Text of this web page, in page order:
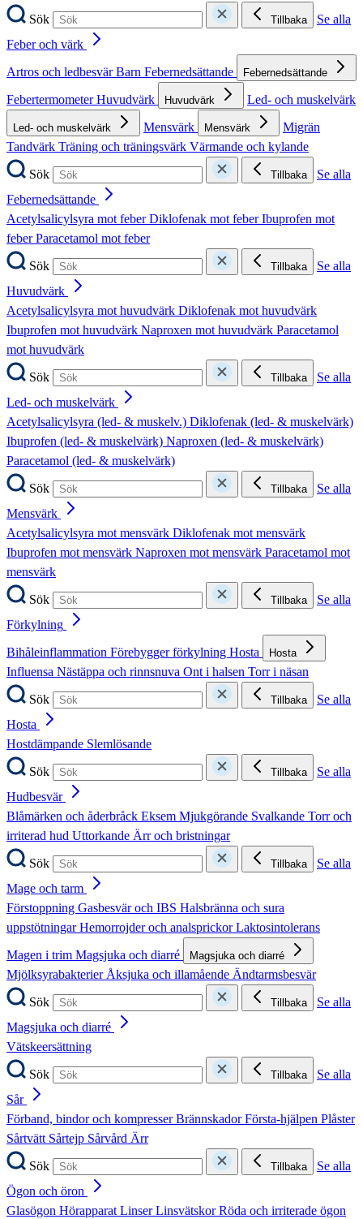
Sök
Tillbaka
Se alla
Feber och värk
Artros och ledbesvärBarn Febernedsättande Febernedsättande
FebertermometerHuvudvärk Huvudvärk Led- och muskelvärk
Led- och muskelvärk Mensvärk Mensvärk
Migrän
Tandvärk Träning och träningsvärk Värmande och kylande
Sök
Tillbaka
Se alla
Febernedsättande
Acetylsalicylsyra mot feberDiklofenak mot feberIbuprofen mot
feberParacetamol mot feber
Sök
Tillbaka
Se alla
Huvudvärk
Acetylsalicylsyra mot huvudvärk Diklofenak mot huvudvärk
Ibuprofen mot huvudvärk Naproxen mot huvudvärk Paracetamol
mot huvudvärk
Sök
Tillbaka
Se alla
Led- och muskelvärk
Acetylsalicylsyra (led- & muskelv.) Diklofenak (led- & muskelvärk)
Ibuprofen (led- & muskelvärk) Naproxen (led- & muskelvärk)
Paracetamol (led- & muskelvärk)
Sök
Tillbaka
Se alla
Mensvärk
Acetylsalicylsyra mot mensvärk Diklofenak mot mensvärk
Ibuprofen mot mensvärk Naproxen mot mensvärk Paracetamol mot
mensvärk
Sök
Tillbaka
Se alla
Förkylning
Bihåleinflammation Förebygger förkylning Hosta Hosta
Influensa Nästäppa och rinnsnuva Ont i halsen Torr i näsan
Sök
Tillbaka
Se alla
Hosta
Hostdämpande Slemlösande
Sök
Tillbaka
Se alla
Hudbesvär
Blåmärken och åderbråck Eksem Mjukgörande Svalkande Torr och
irriterad hud Uttorkande Ärr och bristningar
Sök
Tillbaka
Se alla
Mage och tarm
Förstoppning Gasbesvär och IBS Halsbränna och sura
uppstötningarHemorrojder och analsprickorLaktosintolerans
Magen i trim Magsjuka och diarré Magsjuka och diarré
MjölksyrabakterierÅksjuka och illamående Ändtarmsbesvär
Sök
Tillbaka
Se alla
Magsjuka och diarré
Vätskeersättning
Sök
Tillbaka
Se alla
Sår
Förband, bindor och kompresserBrännskadorFörsta-hjälpen Plåster
Sårtvätt Sårtejp Sårvård Ärr
Sök
Tillbaka
Se alla
Ögon och öron
Glasögon HörapparatLinserLinsvätskorRöda och irriterade ögon